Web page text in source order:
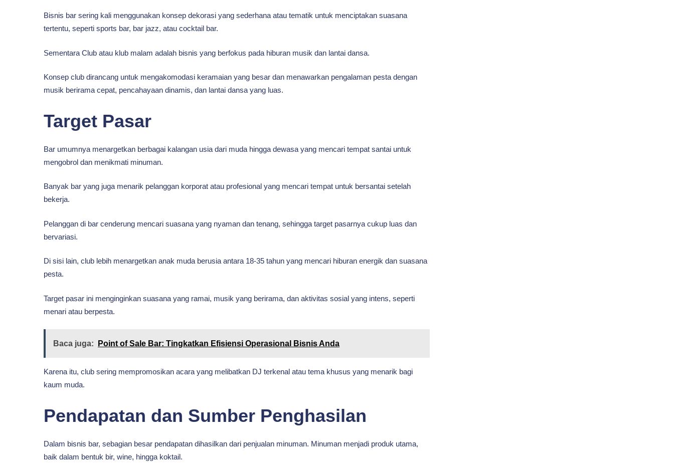
Bisnis bar sering kali menggunakan konsep dekorasi yang sederhana atau tematik untuk menciptakan suasana
tertentu, seperti sports bar, bar jazz, atau cocktail bar.
Sementara Club atau klub malam adalah bisnis yang berfokus pada hiburan musik dan lantai dansa.
Konsep club dirancang untuk mengakomodasi keramaian yang besar dan menawarkan pengalaman pesta dengan
musik berirama cepat, pencahayaan dinamis, dan lantai dansa yang luas.
Target Pasar
Bar umumnya menargetkan berbagai kalangan usia dari muda hingga dewasa yang mencari tempat santai untuk
mengobrol dan menikmati minuman.
Banyak bar yang juga menarik pelanggan korporat atau profesional yang mencari tempat untuk bersantai setelah
bekerja.
Pelanggan di bar cenderung mencari suasana yang nyaman dan tenang, sehingga target pasarnya cukup luas dan
bervariasi.
Di sisi lain, club lebih menargetkan anak muda berusia antara 18-35 tahun yang mencari hiburan energik dan suasana
pesta.
Target pasar ini menginginkan suasana yang ramai, musik yang berirama, dan aktivitas sosial yang intens, seperti
menari atau berpesta.
Baca juga: Point of Sale Bar: Tingkatkan Efisiensi Operasional Bisnis Anda
Karena itu, club sering mempromosikan acara yang melibatkan DJ terkenal atau tema khusus yang menarik bagi
kaum muda.
Pendapatan dan Sumber Penghasilan
Dalam bisnis bar, sebagian besar pendapatan dihasilkan dari penjualan minuman. Minuman menjadi produk utama,
baik dalam bentuk bir, wine, hingga koktail.